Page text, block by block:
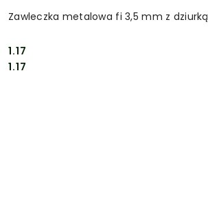
Zawleczka metalowa fi 3,5 mm z dziurką
Cena:
1.17
Cena:
1.17